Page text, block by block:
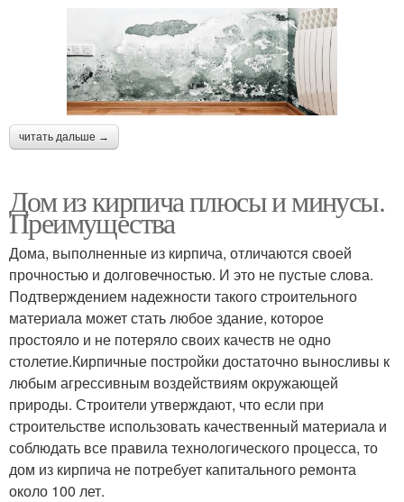
читать дальше →
Дом из кирпича плюсы и минусы.
Преимущества
Дома, выполненные из кирпича, отличаются своей
прочностью и долговечностью. И это не пустые слова.
Подтверждением надежности такого строительного
материала может стать любое здание, которое
простояло и не потеряло своих качеств не одно
столетие.Кирпичные постройки достаточно выносливы к
любым агрессивным воздействиям окружающей
природы. Строители утверждают, что если при
строительстве использовать качественный материала и
соблюдать все правила технологического процесса, то
дом из кирпича не потребует капитального ремонта
около 100 лет.